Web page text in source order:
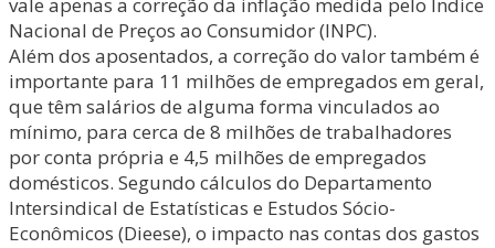
Nacional de Preços ao Consumidor (INPC).
Além dos aposentados, a correção do valor também é
importante para 11 milhões de empregados em geral,
que têm salários de alguma forma vinculados ao
mínimo, para cerca de 8 milhões de trabalhadores
por conta própria e 4,5 milhões de empregados
domésticos. Segundo cálculos do Departamento
Intersindical de Estatísticas e Estudos Sócio-
Econômicos (Dieese), o impacto nas contas dos gastos